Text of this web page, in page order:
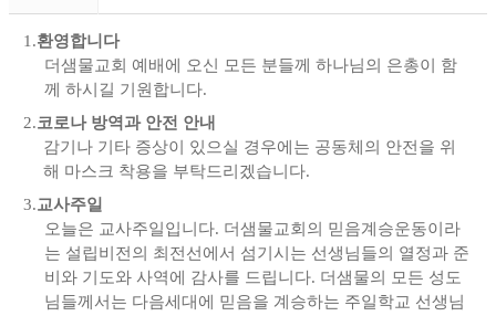
1.환영합니다
더샘물교회 예배에 오신 모든 분들께 하나님의 은총이 함
께하시길 기원합니다.
2.코로나 방역과 안전 안내
감기나 기타 증상이 있으실 경우에는 공동체의 안전을 위
해 마스크 착용을 부탁드리겠습니다.
3.교사주일
오늘은 교사주일입니다. 더샘물교회의 믿음계승운동이라
는 설립비전의 최전선에서 섬기시는 선생님들의 열정과 준
비와 기도와 사역에 감사를 드립니다. 더샘물의 모든 성도
님들께서는 다음세대에 믿음을 계승하는 주일학교 선생님